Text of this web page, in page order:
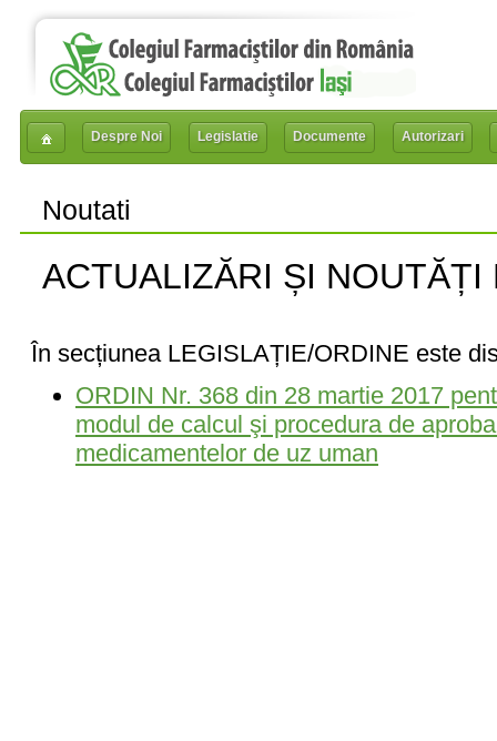
Despre Noi Legislatie Documente Autorizari
Noutati
ACTUALIZĂRI ȘI NOUTĂȚI
În secțiunea LEGISLAȚIE/ORDINE este
ORDIN Nr. 368 din 28 martie 2017
modul de calcul şi procedura de
medicamentelor de uz uman